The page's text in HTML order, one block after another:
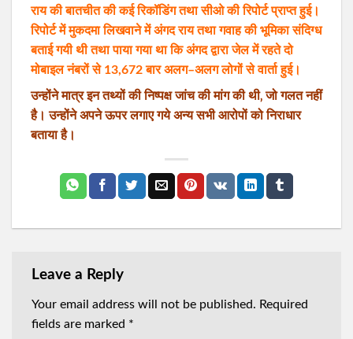
राय की बातचीत की कई रिकॉडिंग तथा सीओ की रिपोर्ट प्राप्त हुई।
रिपोर्ट में मुकदमा लिखवाने में अंगद राय तथा गवाह की भूमिका संदिग्ध
बताई गयी थी तथा पाया गया था कि अंगद द्वारा जेल में रहते दो
मोबाइल नंबरों से 13,672 बार अलग–अलग लोगों से वार्ता हुई।
उन्होंने मात्र इन तथ्यों की निष्पक्ष जांच की मांग की थी‚ जो गलत नहीं
है। उन्होंने अपने ऊपर लगाए गये अन्य सभी आरोपों को निराधार
बताया है।
Leave a Reply
Your email address will not be published. Required
fields are marked *